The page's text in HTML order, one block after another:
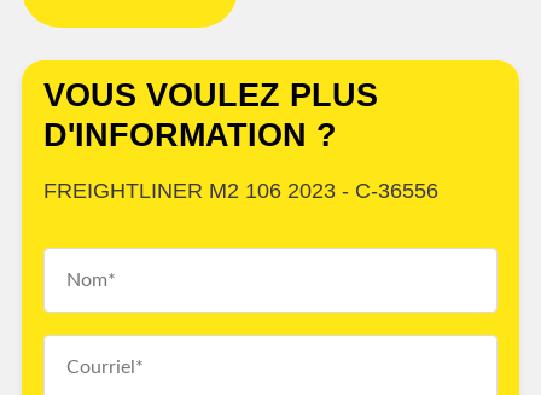
VOUS VOULEZ PLUS
D'INFORMATION ?
FREIGHTLINER M2 106 2023 - C-36556